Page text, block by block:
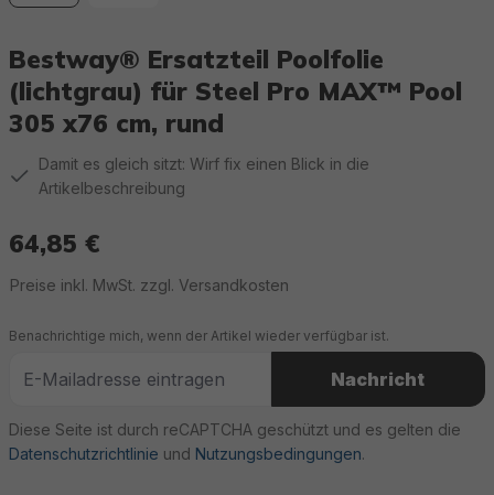
Bestway® Ersatzteil Poolfolie
(lichtgrau) für Steel Pro MAX™ Pool
305 x76 cm, rund
Damit es gleich sitzt: Wirf fix einen Blick in die
Artikelbeschreibung
64,85 €
Preise inkl. MwSt. zzgl. Versandkosten
Benachrichtige mich, wenn der Artikel wieder verfügbar ist.
Nachricht
Diese Seite ist durch reCAPTCHA geschützt und es gelten die
Datenschutzrichtlinie und Nutzungsbedingungen.